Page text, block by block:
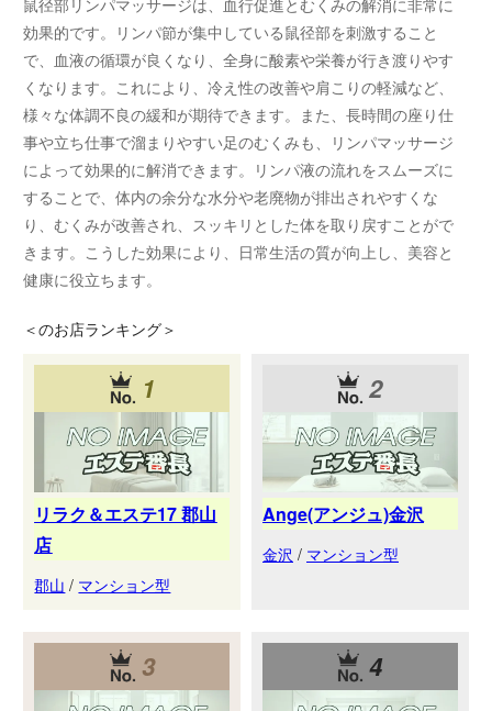
鼠径部リンパマッサージは、血行促進とむくみの解消に非常に
効果的です。リンパ節が集中している鼠径部を刺激すること
で、血液の循環が良くなり、全身に酸素や栄養が行き渡りやす
くなります。これにより、冷え性の改善や肩こりの軽減など、
様々な体調不良の緩和が期待できます。また、長時間の座り仕
事や立ち仕事で溜まりやすい足のむくみも、リンパマッサージ
によって効果的に解消できます。リンパ液の流れをスムーズに
することで、体内の余分な水分や老廃物が排出されやすくな
り、むくみが改善され、スッキリとした体を取り戻すことがで
きます。こうした効果により、日常生活の質が向上し、美容と
健康に役立ちます。
＜のお店ランキング＞
1
リラク＆エステ17 郡山
店
郡山 / マンション型
2
Ange(アンジュ)金沢
金沢 / マンション型
3 4